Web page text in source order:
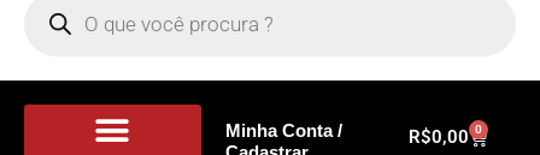
Minha Conta /
R$0,00 0